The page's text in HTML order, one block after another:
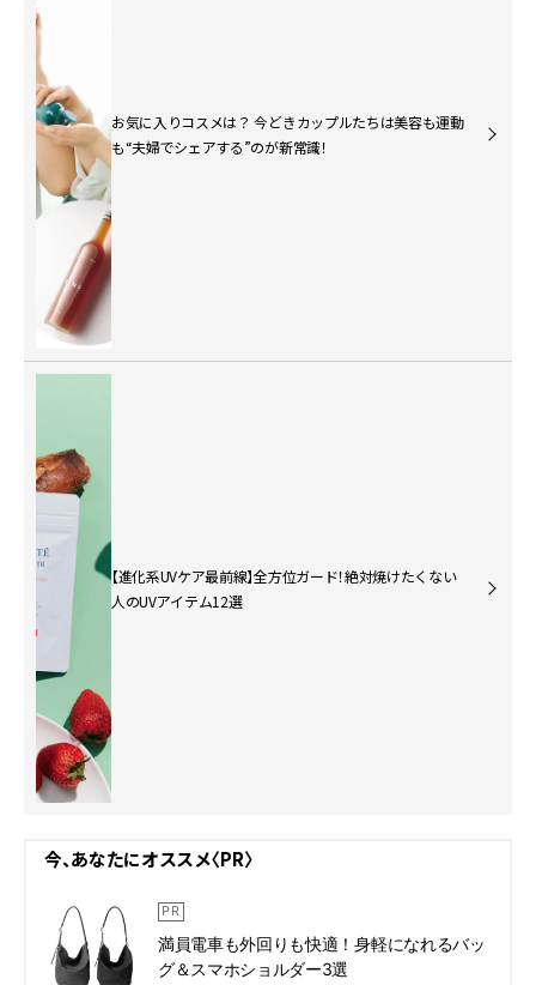
お気に入りコスメは？ 今どきカップルたちは美容も運動
も“夫婦でシェアする”のが新常識！
【進化系UVケア最前線】全方位ガード！絶対焼けたくない
人のUVアイテム12選
今、あなたにオススメ〈PR〉
満員電車も外回りも快適！身軽になれるバッ
グ＆スマホショルダー3選